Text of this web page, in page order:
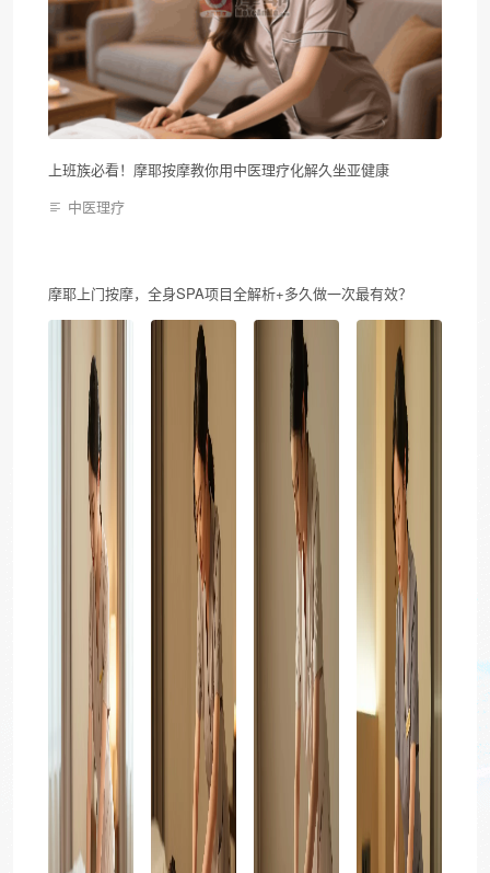
上班族必看！摩耶按摩教你用中医理疗化解久坐亚健康
中医理疗
摩耶上门按摩，全身SPA项目全解析+多久做一次最有效？